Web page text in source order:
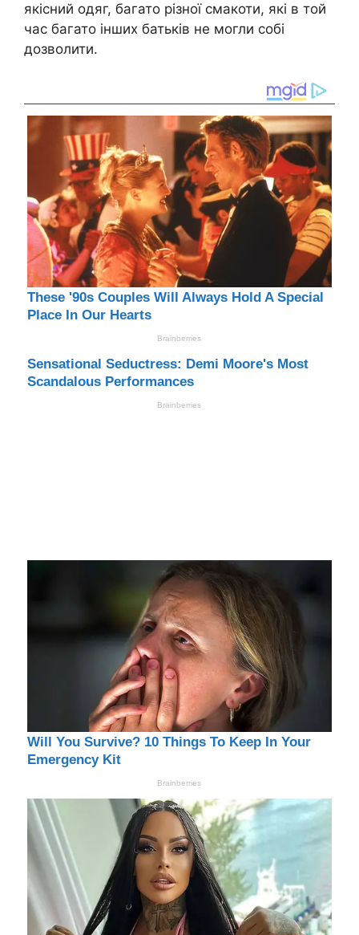
якісний одяг, багато різної смакоти, які в той
час багато інших батьків не могли собі
дозволити.